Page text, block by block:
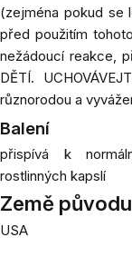
(zejména pokud se
před použitím
nežádoucí reakce,
DĚTÍ.
různorodou a
Balení
přispívá k
rostlinných kapslí
Země původu
USA